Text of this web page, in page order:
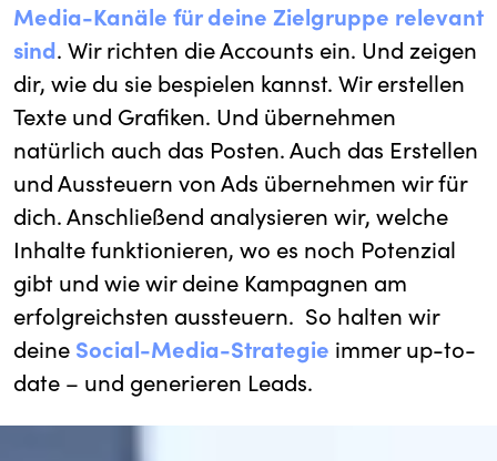
Media-Kanäle für deine Zielgruppe relevant
sind. Wir richten die Accounts ein. Und zeigen
dir, wie du sie bespielen kannst. Wir erstellen
Texte und Grafiken. Und übernehmen
natürlich auch das Posten. Auch das Erstellen
und Aussteuern von Ads übernehmen wir für
dich. Anschließend analysieren wir, welche
Inhalte funktionieren, wo es noch Potenzial
gibt und wie wir deine Kampagnen am
erfolgreichsten aussteuern. So halten wir
deine Social-Media-Strategie immer up-to-
date – und generieren Leads.